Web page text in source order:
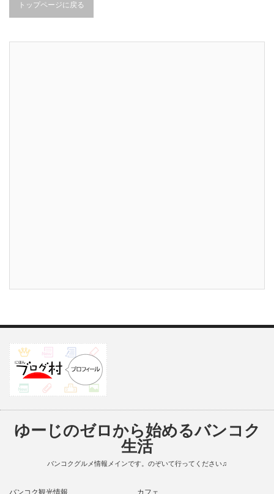
トップページに戻る
ゆーじのゼロから始めるバンコク
生活
バンコクグルメ情報メインです。のぞいて行ってください♫
バンコク観光情報 カフェ